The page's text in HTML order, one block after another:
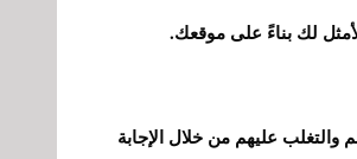
لك بناءً على موقعك.
عليهم من خلال الإجابة